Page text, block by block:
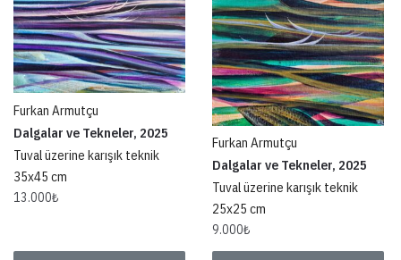
Furkan Armutçu
Dalgalar ve Tekneler, 2025
Tuval üzerine karışık teknik
35x45 cm
13.000₺
Furkan Armutçu
Dalgalar ve Tekneler, 2025
Tuval üzerine karışık teknik
25x25 cm
9.000₺